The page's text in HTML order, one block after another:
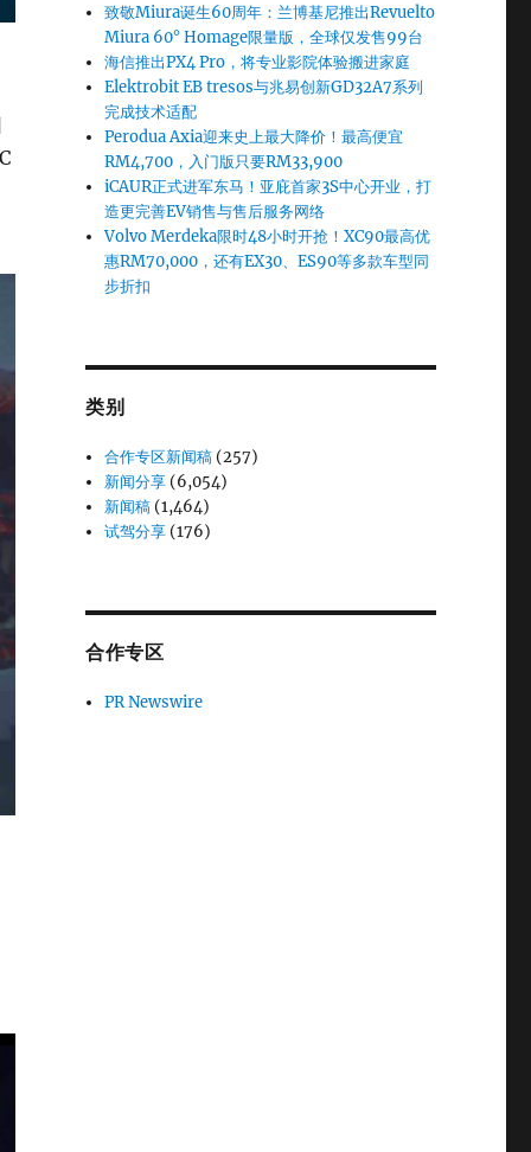
致敬Miura诞生60周年：兰博基尼推出Revuelto
Miura 60° Homage限量版，全球仅发售99台
海信推出PX4 Pro，将专业影院体验搬进家庭
Elektrobit EB tresos与兆易创新GD32A7系列
完成技术适配
Perodua Axia迎来史上最大降价！最高便宜
RM4,700，入门版只要RM33,900
iCAUR正式进军东马！亚庇首家3S中心开业，打
造更完善EV销售与售后服务网络
Volvo Merdeka限时48小时开抢！XC90最高优
惠RM70,000，还有EX30、ES90等多款车型同
步折扣
类别
合作专区新闻稿 (257)
新闻分享 (6,054)
新闻稿 (1,464)
试驾分享 (176)
合作专区
PR Newswire